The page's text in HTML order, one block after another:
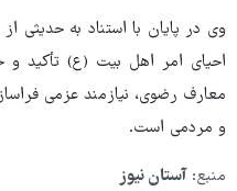
وی در پایان با استناد به حدیثی
احیای امر اهل بیت (ع) تأکید و
معارف رضوی، نیازمند عزمی
و مردمی است.
منبع: آستان نیوز